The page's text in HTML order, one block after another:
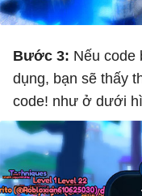
Bước 3: Nếu code
dụng, bạn sẽ thấy
code! như ở dưới